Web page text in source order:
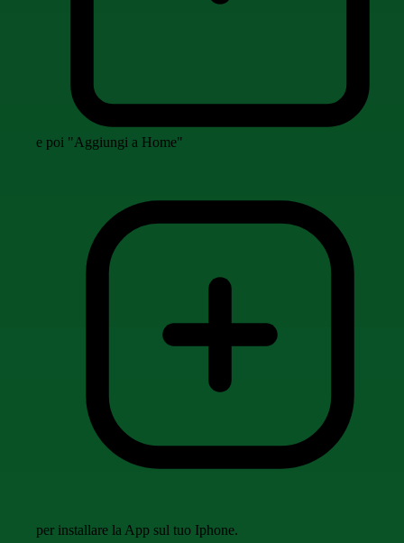
e poi "Aggiungi a Home"
per installare la App sul tuo Iphone.